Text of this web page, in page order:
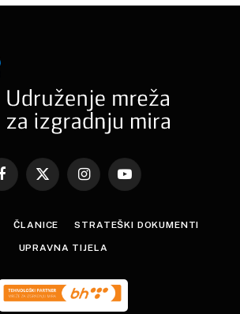
Facebook
X
InstagramYouTube
ČLANICE STRATEŠKI DOKUMENTI
UPRAVNA TIJELA